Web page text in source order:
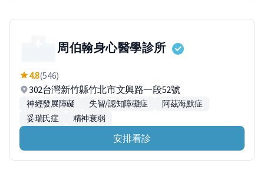
周伯翰身心醫學診所
4.8(546)
302台灣新竹縣竹北市文興路一段52號
神經發展障礙 失智/認知障礙症
阿茲海默症
妥瑞氏症
精神衰弱
安排看診